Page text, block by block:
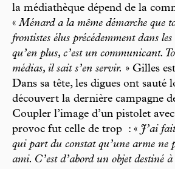
la médiathèque dépend de la
«Ménard a la même démarche que
frontistes élus précédemment dans
qu’en plus, c’est un communicant.
médias, il sait s’en servir. » Gilles
Dans sa tête, les digues ont sauté
découvert la dernière campagne
Coupler l’image d’un pistolet
provoc fut celle de trop : « J’ai
qui part du constat qu’une arme ne
ami. C’est d’abord un objet destiné